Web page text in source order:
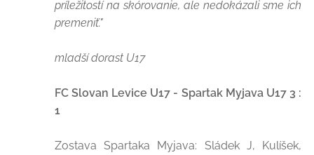
príležitostí na skórovanie, ale nedokázali sme ich
premeniť."
mladší dorast U17
FC Slovan Levice U17 - Spartak Myjava U17 3 :
1
Zostava Spartaka Myjava: Sládek J, Kulíšek,